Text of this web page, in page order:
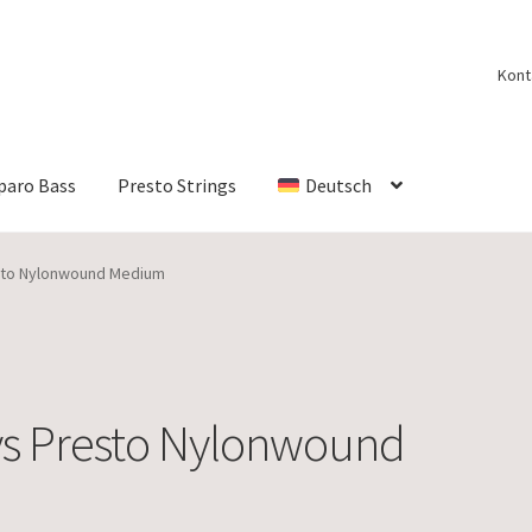
Bass Presto Strings Deutsch
Nylonwound Medium
Presto Nylonwound